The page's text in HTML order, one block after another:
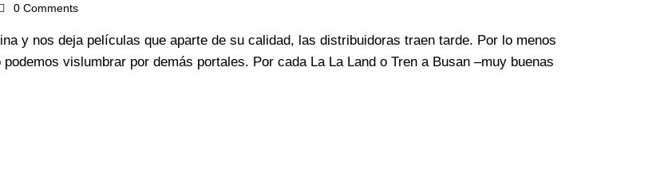
0 Comments
y nos deja películas que aparte de su calidad, las distribuidoras traen tarde. Por lo menos
vislumbrar por demás portales. Por cada La La Land o Tren a Busan –muy buenas